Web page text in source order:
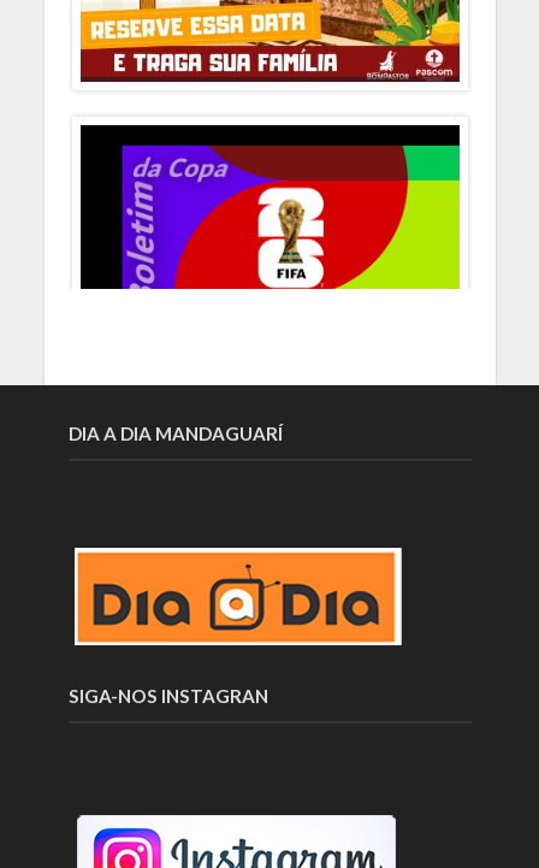
DIA A DIA MANDAGUARÍ
SIGA-NOS INSTAGRAN